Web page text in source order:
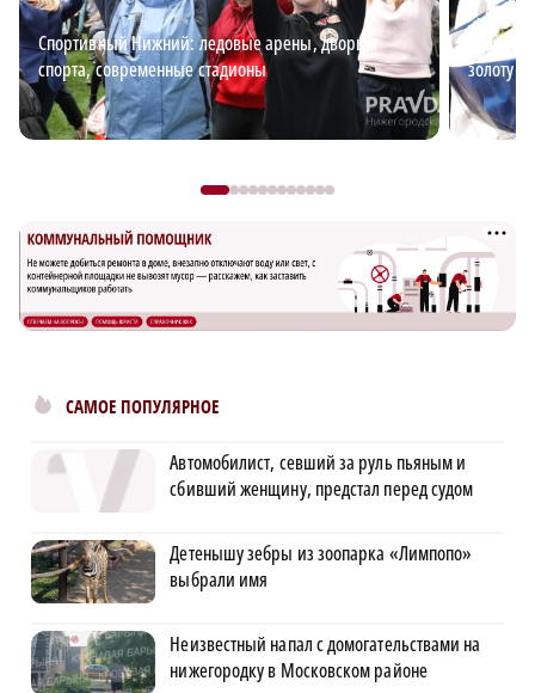
Спортивный Нижний: ледовые арены, дворцы
спорта, современные стадионы
золоту
САМОЕ ПОПУЛЯРНОЕ
Автомобилист, севший за руль пьяным и
сбивший женщину, предстал перед судом
Детенышу зебры из зоопарка «Лимпопо»
выбрали имя
Неизвестный напал с домогательствами на
нижегородку в Московском районе